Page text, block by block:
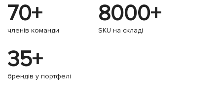
70+
членів команди
8000+
SKU на складі
35+
брендів у портфелі